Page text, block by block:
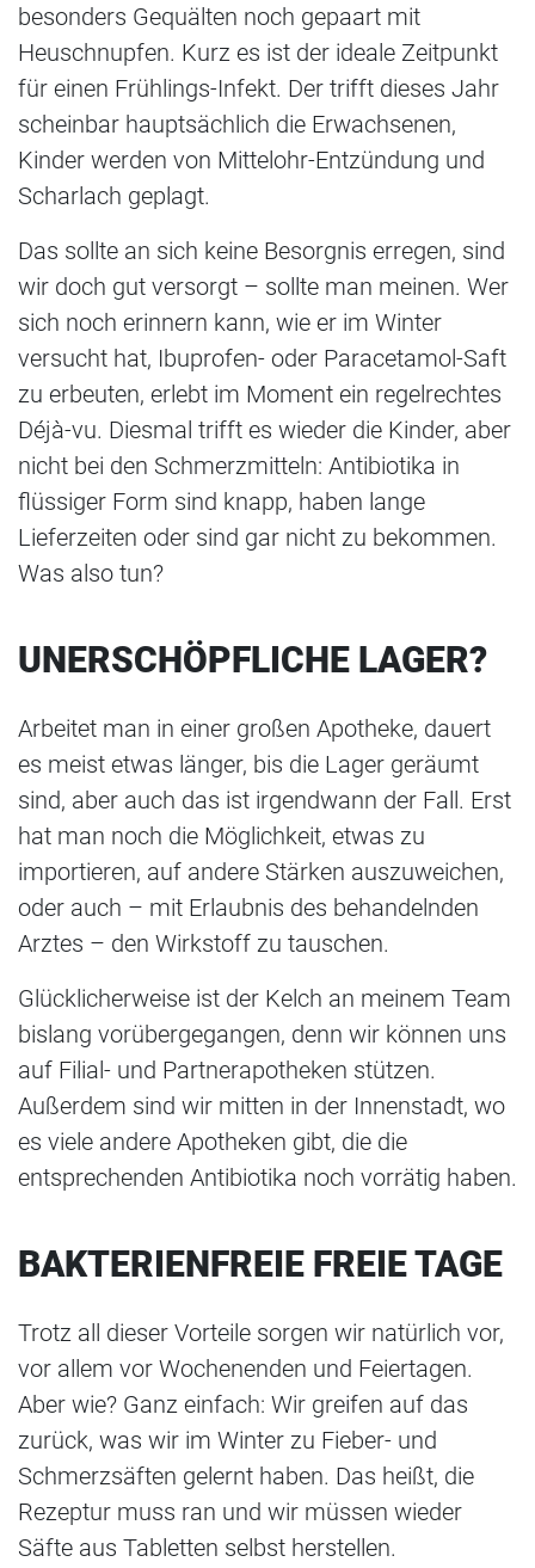
besonders Gequälten noch gepaart mit
Heuschnupfen. Kurz es ist der ideale Zeitpunkt
für einen Frühlings-Infekt. Der trifft dieses Jahr
scheinbar hauptsächlich die Erwachsenen,
Kinder werden von Mittelohr-Entzündung und
Scharlach geplagt.
Das sollte an sich keine Besorgnis erregen, sind
wir doch gut versorgt – sollte man meinen. Wer
sich noch erinnern kann, wie er im Winter
versucht hat, Ibuprofen- oder Paracetamol-Saft
zu erbeuten, erlebt im Moment ein regelrechtes
Déjà-vu. Diesmal trifft es wieder die Kinder, aber
nicht bei den Schmerzmitteln: Antibiotika in
flüssiger Form sind knapp, haben lange
Lieferzeiten oder sind gar nicht zu bekommen.
Was also tun?
UNERSCHÖPFLICHE LAGER?
Arbeitet man in einer großen Apotheke, dauert
es meist etwas länger, bis die Lager geräumt
sind, aber auch das ist irgendwann der Fall. Erst
hat man noch die Möglichkeit, etwas zu
importieren, auf andere Stärken auszuweichen,
oder auch ­– mit Erlaubnis des behandelnden
Arztes – den Wirkstoff zu tauschen.
Glücklicherweise ist der Kelch an meinem Team
bislang vorübergegangen, denn wir können uns
auf Filial- und Partnerapotheken stützen.
Außerdem sind wir mitten in der Innenstadt, wo
es viele andere Apotheken gibt, die die
entsprechenden Antibiotika noch vorrätig haben.
BAKTERIENFREIE FREIE TAGE
Trotz all dieser Vorteile sorgen wir natürlich vor,
vor allem vor Wochenenden und Feiertagen.
Aber wie? Ganz einfach: Wir greifen auf das
zurück, was wir im Winter zu Fieber- und
Schmerzsäften gelernt haben. Das heißt, die
Rezeptur muss ran und wir müssen wieder
Säfte aus Tabletten selbst herstellen.